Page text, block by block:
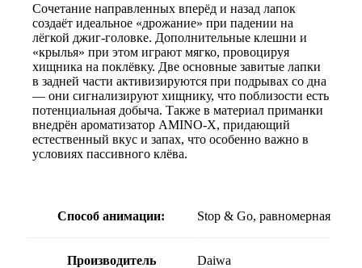
Сочетание направленных вперёд и назад лапок
создаёт идеальное «дрожание» при падении на
лёгкой джиг-головке. Дополнительные клешни и
«крылья» при этом играют мягко, провоцируя
хищника на поклёвку. Две основные завитые лапки
в задней части активизируются при подрывах со дна
— они сигнализируют хищнику, что поблизости есть
потенциальная добыча. Также в материал приманки
внедрён ароматизатор AMINO-X, придающий
естественный вкус и запах, что особенно важно в
условиях пассивного клёва.
Способ анимации: Stop & Go, равномерная
Производитель Daiwa